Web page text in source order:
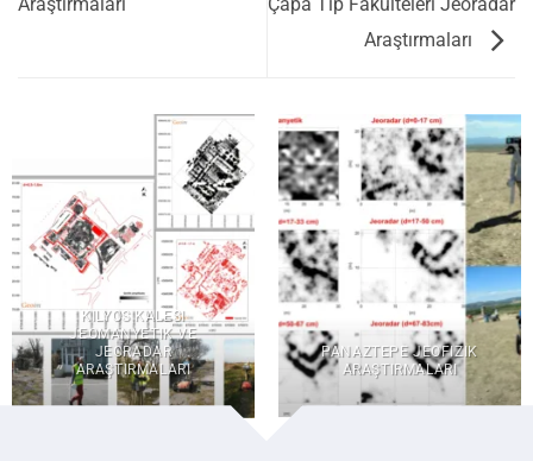
Araştırmaları
Araştırmaları
KILYOS KALESI
JEOMANYETIK VE
JEORADAR
ARAŞTIRMALARI
PANAZTEPE JEOFIZIK
ARAŞTIRMALARI